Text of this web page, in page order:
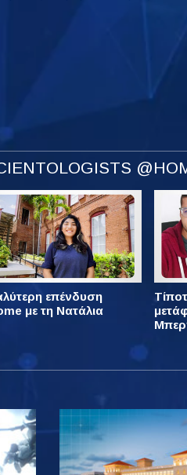
επένδυση
με τη Νατάλια